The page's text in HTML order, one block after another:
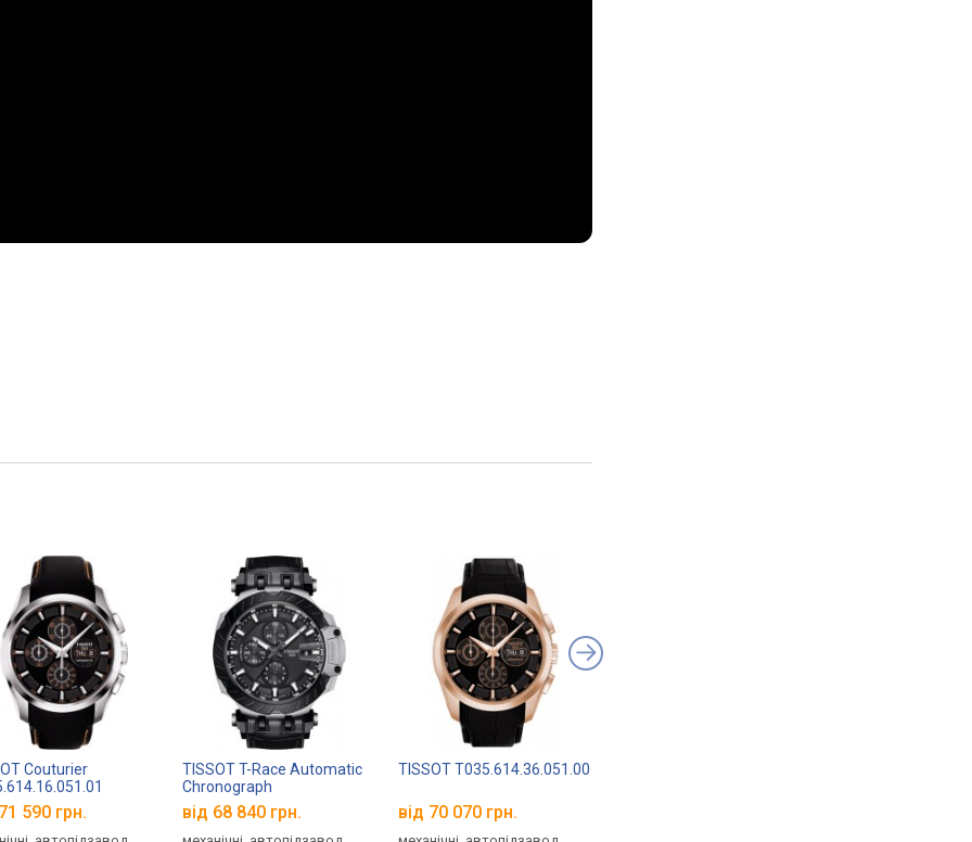
Couturier
590 грн.
TISSOT T-Race Automatic
Chronograph
T115.427.27.061.00
від 68 840 грн.
TISSOT T035.614.36.051.00
від 70 070 грн.